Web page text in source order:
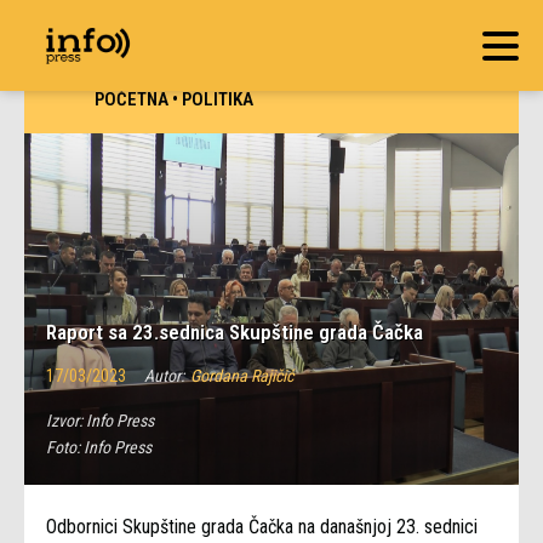
POČETNA•POLITIKA
Raport sa 23.sednica Skupštine grada Čačka
17/03/2023 Autor: Gordana Rajičić
Izvor:Info Press
Foto:Info Press
Odbornici Skupštine grada Čačka na današnjoj 23. sednici